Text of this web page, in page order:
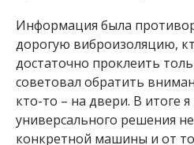
Информация была
дорогую виброизоляцию,
достаточно проклеить
советовал обратить
кто-то – на двери. В итоге
универсального решения
конкретной машины и от